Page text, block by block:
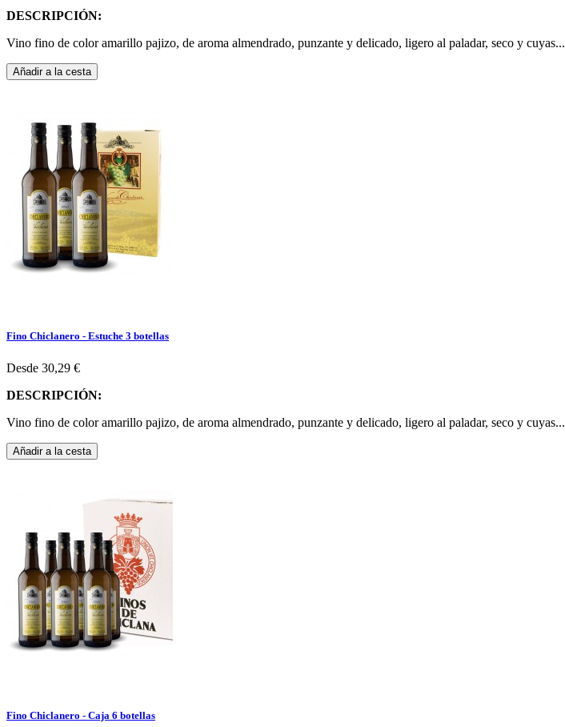
DESCRIPCIÓN:
Vino fino de color amarillo pajizo, de aroma almendrado, punzante y delicado, ligero al paladar, seco y cuyas...
Añadir a la cesta
Fino Chiclanero - Estuche 3 botellas
Desde 30,29 €
DESCRIPCIÓN:
Vino fino de color amarillo pajizo, de aroma almendrado, punzante y delicado, ligero al paladar, seco y cuyas...
Añadir a la cesta
Fino Chiclanero - Caja 6 botellas